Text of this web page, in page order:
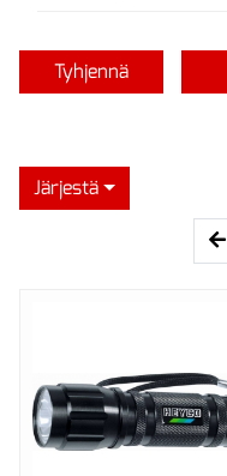
Tyhjennä
Järjestä